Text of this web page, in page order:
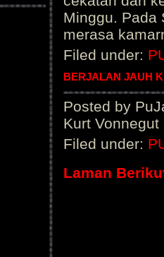
Minggu. Pada
merasa
Filed under:
BERJALAN JAUH
Posted by
Kurt
Filed under:
Laman